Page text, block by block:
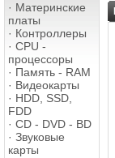
· Материнские
платы
· Контроллеры
· CPU -
процессоры
· Память - RAM
· Видеокарты
· HDD, SSD,
FDD
· CD - DVD - BD
· Звуковые
карты